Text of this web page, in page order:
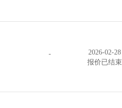
-
2026-02-28
报价已结束